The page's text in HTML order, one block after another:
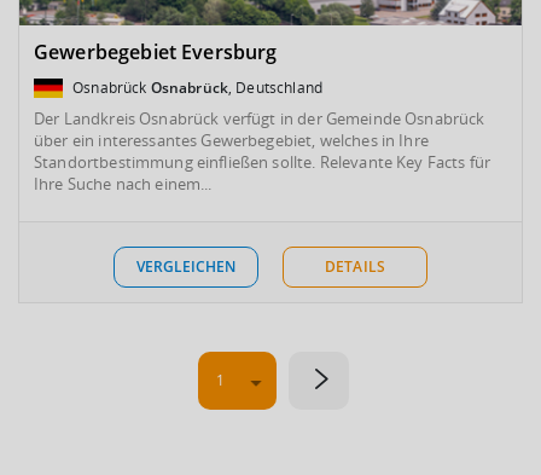
Gewerbegebiet Eversburg
Osnabrück Osnabrück, Deutschland
Der Landkreis Osnabrück verfügt in der Gemeinde Osnabrück
über ein interessantes Gewerbegebiet, welches in Ihre
Standortbestimmung einfließen sollte. Relevante Key Facts für
Ihre Suche nach einem...
VERGLEICHEN DETAILS